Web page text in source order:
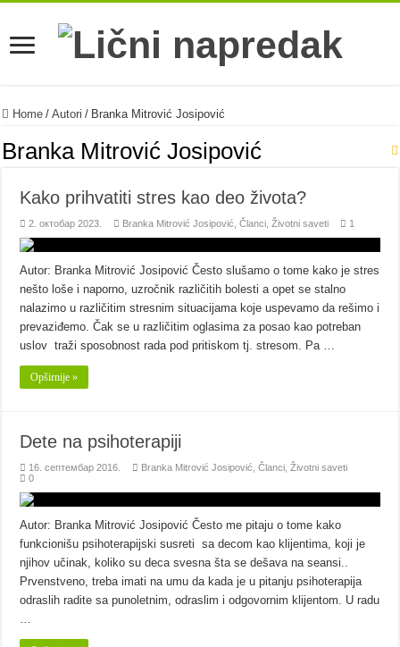
Home / Autori / Branka Mitrović Josipović
Branka Mitrović Josipović
Kako prihvatiti stres kao deo života?
2. октобар 2023. Branka Mitrović Josipović ,Članci ,Životni saveti 1
Autor: Branka Mitrović Josipović Često slušamo o tome kako je stres
nešto loše i naporno, uzročnik različitih bolesti a opet se stalno
nalazimo u različitim stresnim situacijama koje uspevamo da rešimo i
prevaziđemo. Čak se u različitim oglasima za posao kao potreban
uslov traži sposobnost rada pod pritiskom tj. stresom. Pa …
Opširnije »
Dete na psihoterapiji
16. септембар 2016. Branka Mitrović Josipović ,Članci ,Životni saveti
0
Autor: Branka Mitrović Josipović Često me pitaju o tome kako
funkcionišu psihoterapijski susreti sa decom kao klijentima, koji je
njihov učinak, koliko su deca svesna šta se dešava na seansi..
Prvenstveno, treba imati na umu da kada je u pitanju psihoterapija
odraslih radite sa punoletnim, odraslim i odgovornim klijentom. U radu
…